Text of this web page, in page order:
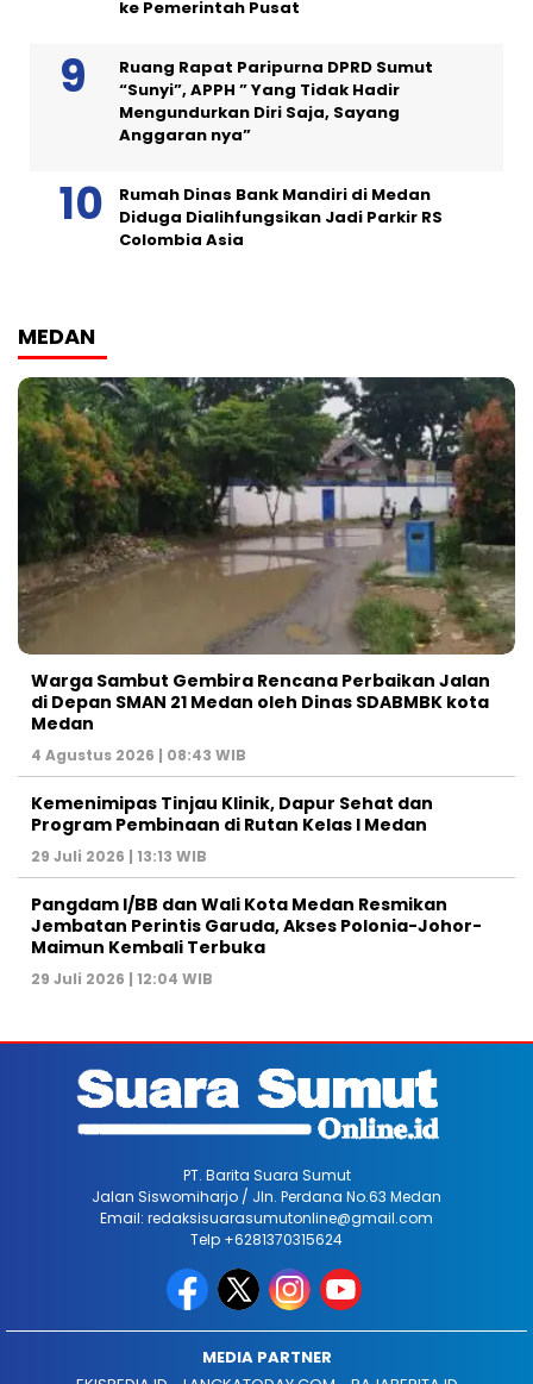
ke Pemerintah Pusat
Ruang Rapat Paripurna DPRD Sumut
“Sunyi”, APPH ” Yang Tidak Hadir
Mengundurkan Diri Saja, Sayang
Anggaran nya”
Rumah Dinas Bank Mandiri di Medan
Diduga Dialihfungsikan Jadi Parkir RS
Colombia Asia
MEDAN
Warga Sambut Gembira Rencana Perbaikan Jalan
di Depan SMAN 21 Medan oleh Dinas SDABMBK kota
Medan
4 Agustus 2026 | 08:43 WIB
Kemenimipas Tinjau Klinik, Dapur Sehat dan
Program Pembinaan di Rutan Kelas I Medan
29 Juli 2026 | 13:13 WIB
Pangdam I/BB dan Wali Kota Medan Resmikan
Jembatan Perintis Garuda, Akses Polonia-Johor-
Maimun Kembali Terbuka
29 Juli 2026 | 12:04 WIB
PT. Barita Suara Sumut
Jalan Siswomiharjo / Jln. Perdana No.63 Medan
Email: redaksisuarasumutonline@gmail.com
Telp +6281370315624
MEDIA PARTNER